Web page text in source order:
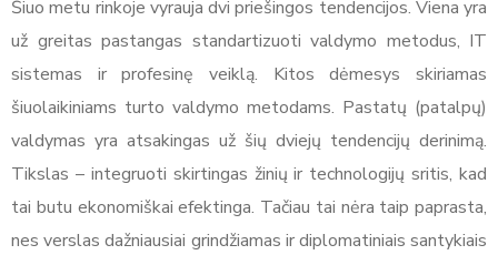
Šiuo metu rinkoje vyrauja dvi priešingos tendencijos. Viena yra
už greitas pastangas standartizuoti valdymo metodus, IT
sistemas ir profesinę veiklą. Kitos dėmesys skiriamas
šiuolaikiniams turto valdymo metodams. Pastatų (patalpų)
valdymas yra atsakingas už šių dviejų tendencijų derinimą.
Tikslas – integruoti skirtingas žinių ir technologijų sritis, kad
tai butu ekonomiškai efektinga. Tačiau tai nėra taip paprasta,
nes verslas dažniausiai grindžiamas ir diplomatiniais santykiais